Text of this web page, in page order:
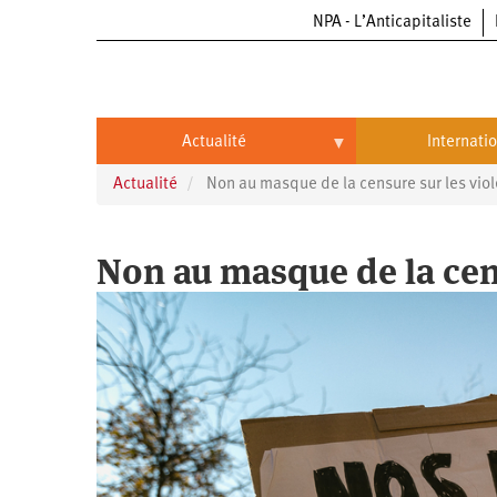
NPA - L’Anticapitaliste
Actualité
Actualité
Entreprises
Entreprises
Automobile
Aéronautique
Commerce
Oppressions
Oppressions
Antiracisme
Féminisme
Économie
Écologie
Éducation
International
Chine
Continents
Afrique
Actualité Non au masque de la censure sur les
Non au masque de la